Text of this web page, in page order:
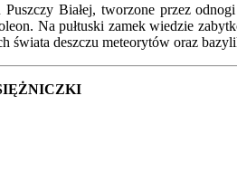
Puszczy Białej, tworzone przez
Na pułtuski zamek wiedzie
świata deszczu meteorytów oraz